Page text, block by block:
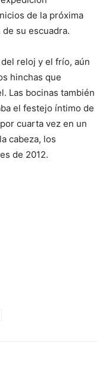
de la próxima
su escuadra.
reloj y el frío, aún
hinchas que
Las bocinas también
el festejo íntimo de
cuarta vez en un
cabeza, los
de 2012.